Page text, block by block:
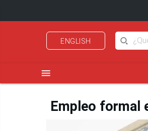
ENGLISH
menu
Empleo formal